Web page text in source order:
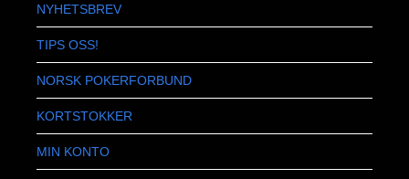
NYHETSBREV
TIPS OSS!
NORSK POKERFORBUND
KORTSTOKKER
MIN KONTO